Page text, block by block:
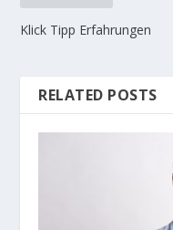
Klick Tipp Erfahrungen
RELATED POSTS